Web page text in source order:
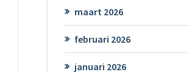
maart 2026
februari 2026
januari 2026